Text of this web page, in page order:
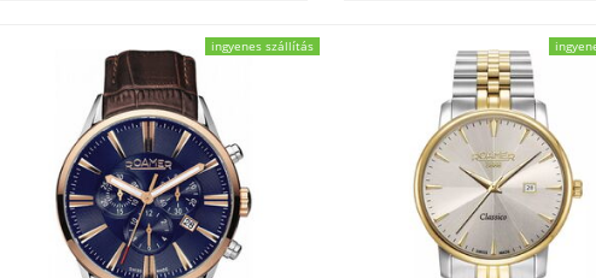
ingyenes szállítás